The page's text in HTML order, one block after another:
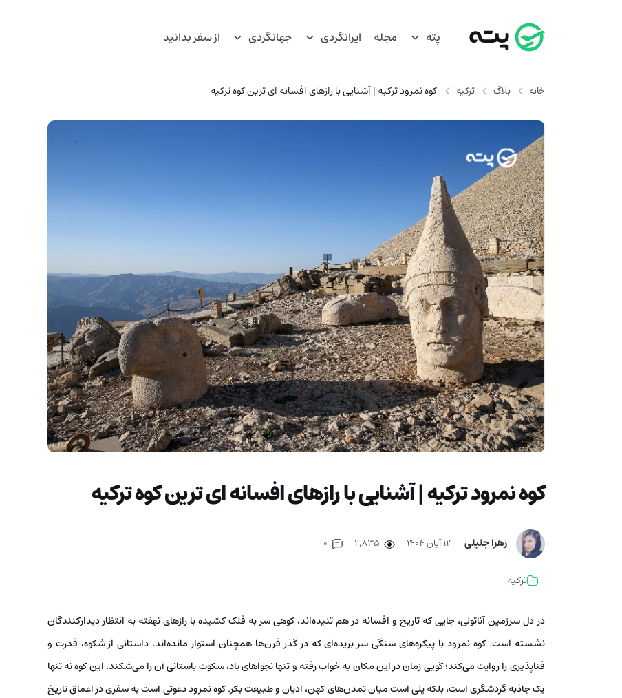
پته مجله ایرانگردی جهانگردی از سفر بدانید
خانه بلاگ ترکیه کوه نمرود ترکیه | آشنایی با رازهای افسانه ای ترین کوه ترکیه
کوه نمرود ترکیه | آشنایی با رازهای افسانه ای ترین کوه ترکیه
زهرا جلیلی ۱۲ آبان ۱۴۰۴
ترکیه
در دل سرزمین آناتولی، جایی که تاریخ و افسانه در هم تنیده‌اند، کوهی سر به فلک کشیده با رازهای نهفته به انتظار دیدارکنندگان
نشسته است. کوه نمرود با پیکره‌های سنگی سر بریده‌ای که در گذر قرن‌ها همچنان استوار مانده‌اند، داستانی از شکوه، قدرت و
فناپذیری را روایت می‌کند؛ گویی زمان در این مکان به خواب رفته و تنها نجواهای باد، سکوت باستانی آن را می‌شکند. این کوه نه تنها
یک جاذبه گردشگری است، بلکه پلی است میان تمدن‌های کهن، ادیان و طبیعت بکر. کوه نمرود دعوتی است به سفری در اعماق تاریخ